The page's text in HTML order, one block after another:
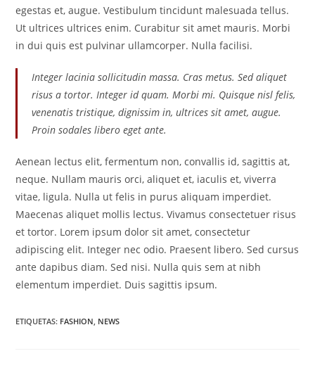
egestas et, augue. Vestibulum tincidunt malesuada tellus.
Ut ultrices ultrices enim. Curabitur sit amet mauris. Morbi
in dui quis est pulvinar ullamcorper. Nulla facilisi.
Integer lacinia sollicitudin massa. Cras metus. Sed aliquet
risus a tortor. Integer id quam. Morbi mi. Quisque nisl felis,
venenatis tristique, dignissim in, ultrices sit amet, augue.
Proin sodales libero eget ante.
Aenean lectus elit, fermentum non, convallis id, sagittis at,
neque. Nullam mauris orci, aliquet et, iaculis et, viverra
vitae, ligula. Nulla ut felis in purus aliquam imperdiet.
Maecenas aliquet mollis lectus. Vivamus consectetuer risus
et tortor. Lorem ipsum dolor sit amet, consectetur
adipiscing elit. Integer nec odio. Praesent libero. Sed cursus
ante dapibus diam. Sed nisi. Nulla quis sem at nibh
elementum imperdiet. Duis sagittis ipsum.
ETIQUETAS: FASHION, NEWS